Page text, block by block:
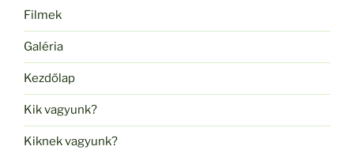
Filmek
Galéria
Kezdőlap
Kik vagyunk?
Kiknek vagyunk?